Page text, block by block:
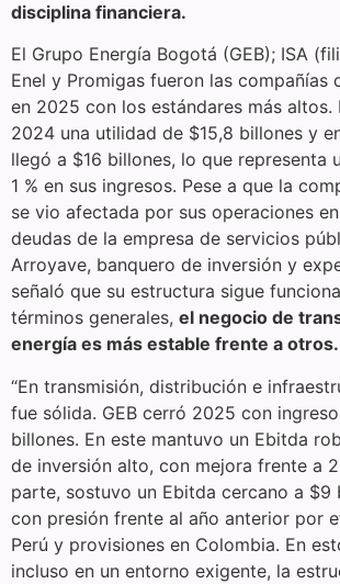
disciplina financiera.
El Grupo Energía Bogotá (GEB); ISA
Enel y Promigas fueron las compañías
en 2025 con los estándares más altos.
2024 una utilidad de $15,8 billones y
llegó a $16 billones, lo que representa
1 % en sus ingresos. Pese a que la
se vio afectada por sus operaciones
deudas de la empresa de servicios
Arroyave, banquero de inversión y
señaló que su estructura sigue
términos generales, el negocio de
energía es más estable frente a otros.
“En transmisión, distribución e
fue sólida. GEB cerró 2025 con
billones. En este mantuvo un Ebitda
de inversión alto, con mejora frente a
parte, sostuvo un Ebitda cercano a $9
con presión frente al año anterior por
Perú y provisiones en Colombia. En
incluso en un entorno exigente, la